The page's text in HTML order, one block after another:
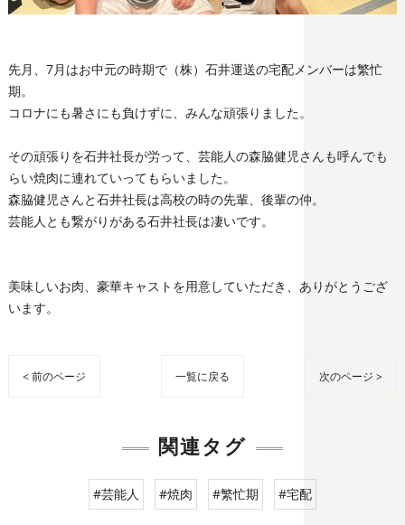
先月、7月はお中元の時期で（株）石井運送の宅配メンバーは繁忙
期。
コロナにも暑さにも負けずに、みんな頑張りました。
その頑張りを石井社長が労って、芸能人の森脇健児さんも呼んでも
らい焼肉に連れていってもらいました。
森脇健児さんと石井社長は高校の時の先輩、後輩の仲。
芸能人とも繋がりがある石井社長は凄いです。
美味しいお肉、豪華キャストを用意していただき、ありがとうござ
います。
< 前のページ 一覧に戻る 次のページ >
関連タグ
#芸能人 #焼肉 #繁忙期 #宅配